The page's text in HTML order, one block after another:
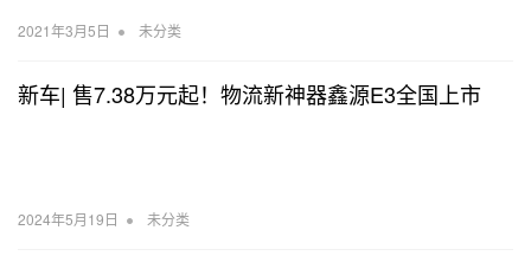
2021年3月5日 • 未分类
新车| 售7.38万元起！物流新神器鑫源E3全国上市
2024年5月19日 • 未分类